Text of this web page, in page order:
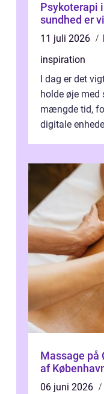
Psykoterapi
sundhed er
11 juli 2026
inspiration
I dag er det
holde øje med
mængde tid,
digitale
Massage
af
06 juni 2026